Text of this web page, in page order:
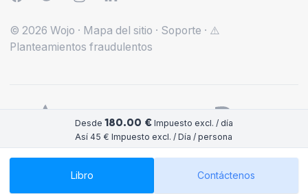
Desde 180.00 € Impuesto excl. / día
Así 45 € Impuesto excl. / Día / persona
Libro Contáctenos
© 2026 Wojo · Mapa del sitio · Soporte · ⚠️
Planteamientos fraudulentos